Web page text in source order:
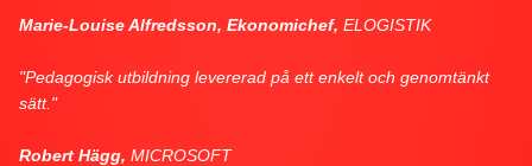
Marie-Louise Alfredsson, Ekonomichef, ELOGISTIK
"Pedagogisk utbildning levererad på ett enkelt och genomtänkt
sätt."
Robert Hägg, MICROSOFT